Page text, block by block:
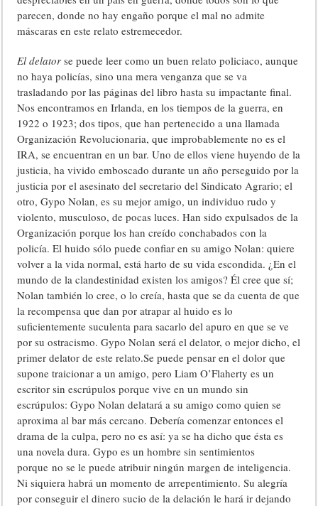
parecen, donde no hay engaño porque el mal no admite
máscaras en este relato estremecedor.
El delatorse puede leer como un buen relato policiaco, aunque
no haya policías, sino una mera venganza que se va
trasladando por las páginas del libro hasta su impactante final.
Nos encontramos en Irlanda, en los tiempos de la guerra, en
1922 o 1923; dos tipos, que han pertenecido a una llamada
Organización Revolucionaria, que improbablemente no es el
IRA, se encuentran en un bar. Uno de ellos viene huyendo de la
justicia, ha vivido emboscado durante un año perseguido por la
justicia por el asesinato del secretario del Sindicato Agrario; el
otro, Gypo Nolan, es su mejor amigo, un individuo rudo y
violento, musculoso, de pocas luces. Han sido expulsados de la
Organización porque los han creído conchabados con la
policía. El huido sólo puede confiar en su amigo Nolan: quiere
volver a la vida normal, está harto de su vida escondida. ¿En el
mundo de la clandestinidad existen los amigos? Él cree que sí;
Nolan también lo cree, o lo creía, hasta que se da cuenta de que
la recompensa que dan por atrapar al huido es lo
suficientemente suculenta para sacarlo del apuro en que se ve
por su ostracismo. Gypo Nolan será el delator, o mejor dicho, el
primer delator de este relato.Se puede pensar en el dolor que
supone traicionar a un amigo, pero Liam O’Flaherty es un
escritor sin escrúpulos porque vive en un mundo sin
escrúpulos: Gypo Nolan delatará a su amigo como quien se
aproxima al bar más cercano. Debería comenzar entonces el
drama de la culpa, pero no es así: ya se ha dicho que ésta es
una novela dura. Gypo es un hombre sin sentimientos
porque no se le puede atribuir ningún margen de inteligencia.
Ni siquiera habrá un momento de arrepentimiento. Su alegría
por conseguir el dinero sucio de la delación le hará ir dejando